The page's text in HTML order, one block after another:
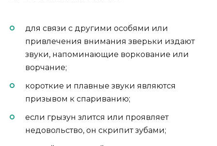
для связи с другими особями или
привлечения внимания зверьки издают
звуки, напоминающие воркование или
ворчание;
короткие и плавные звуки являются
призывом к спариванию;
если грызун злится или проявляет
недовольство, он скрипит зубами;